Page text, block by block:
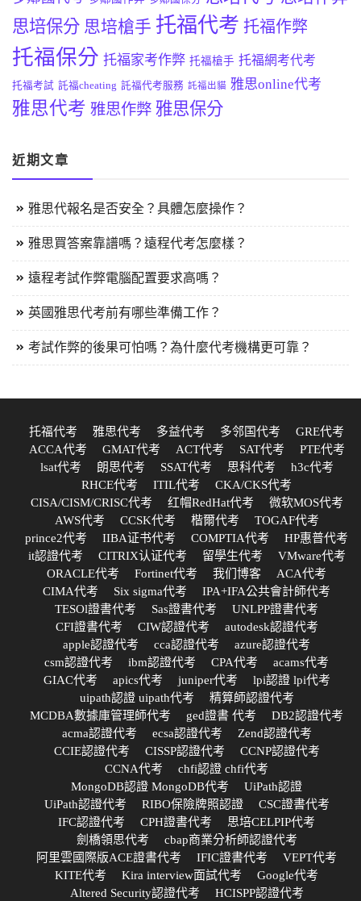
思培保分 思培槍手 托福代考 托福作弊
托福保分 托福家考作弊 托福槍手 托福網考代考
托福考試 託福cheating 託福代考服務 託福出貓 雅思online代考
雅思代考 雅思作弊 雅思保分
近期文章
雅思代報名是否安全？具體怎麼操作？
雅思買答案靠譜嗎？遠程代考怎麼樣？
遠程考試作弊電腦配置要求高嗎？
英國雅思代考前有哪些準備工作？
考試作弊的後果可怕嗎？為什麼代考機構更可靠？
托福代考 雅思代考 多益代考 多邻国代考
GRE代考
ACCA代考
GMAT代考 ACT代考 SAT代考
PTE代考
lsat代考
朗思代考 SSAT代考 思科代考
h3c代考
RHCE代考
ITIL代考
CKA/CKS代考
CISA/CISM/CRISC代考
红帽RedHat代考
微软MOS代考
AWS代考
CCSK代考 楷爾代考
TOGAF代考
prince2代考
IIBA证书代考 COMPTIA代考
HP惠普代考
it認證代考
CITRIX认证代考 留學生代考
VMware代考
ORACLE代考
Fortinet代考 我们博客
ACA代考
CIMA代考
Six sigma代考
IPA+IFA公共會計師代考
TESOl證書代考
Sas證書代考
UNLPP證書代考
CFI證書代考
CIW認證代考
autodesk認證代考
apple認證代考
cca認證代考
azure認證代考
csm認證代考
ibm認證代考 CPA代考
acams代考
GIAC代考
apics代考 juniper代考
lpi認證 lpi代考
uipath認證 uipath代考
精算師認證代考
MCDBA數據庫管理師代考
ged證書 代考
DB2認證代考
acma認證代考
ecsa認證代考
Zend認證代考
CCIE認證代考
CISSP認證代考
CCNP認證代考
CCNA代考
chfi認證 chfi代考
MongoDB認證 MongoDB代考
UiPath認證
UiPath認證代考
RIBO保險牌照認證
CSC證書代考
IFC認證代考
CPH證書代考
思培CELPIP代考
劍橋領思代考
cbap商業分析師認證代考
阿里雲國際版ACE證書代考
IFIC證書代考
VEPT代考
KITE代考
Kira interview面試代考
Google代考
Altered Security認證代考
HCISPP認證代考